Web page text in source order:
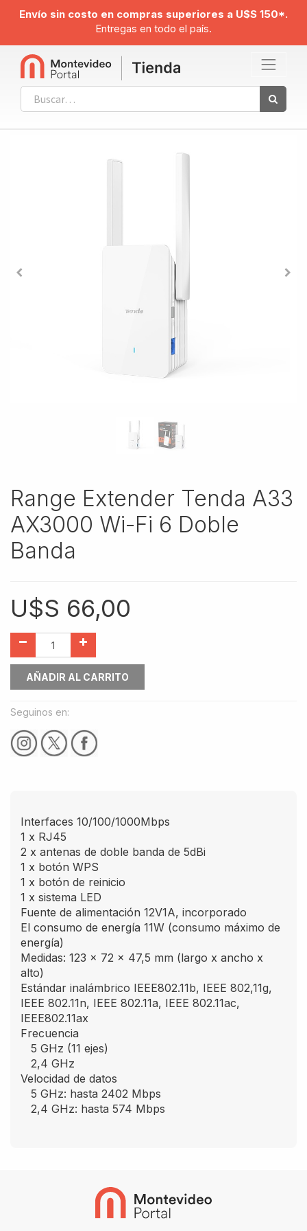
Envío sin costo en compras superiores a U$S 150*.
Entregas en todo el país.
Range Extender Tenda A33
AX3000 Wi-Fi 6 Doble
Banda
U$S 66,00
AÑADIR AL CARRITO
Seguinos en:
Interfaces 10/100/1000Mbps
1 x RJ45
2 x antenas de doble banda de 5dBi
1 x botón WPS
1 x botón de reinicio
1 x sistema LED
Fuente de alimentación 12V1A, incorporado
El consumo de energía 11W (consumo máximo de
energía)
Medidas: 123 x 72 x 47,5 mm (largo x ancho x
alto)
Estándar inalámbrico IEEE802.11b, IEEE 802,11g,
IEEE 802.11n, IEEE 802.11a, IEEE 802.11ac,
IEEE802.11ax
Frecuencia
5 GHz (11 ejes)
2,4 GHz
Velocidad de datos
5 GHz: hasta 2402 Mbps
2,4 GHz: hasta 574 Mbps